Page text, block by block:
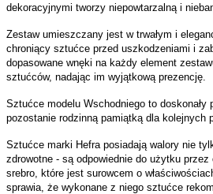
dekoracyjnymi tworzy niepowtarzalną i
Zestaw umieszczany jest w trwałym i
chroniący sztućce przed uszkodzeniami i
dopasowane wnęki na każdy element
sztućców, nadając im wyjątkową prezencję.
Sztućce modelu Wschodniego to doskonały
pozostanie rodzinną pamiątką dla kolejnych
Sztućce marki Hefra posiadają walory nie
zdrowotne - są odpowiednie do użytku
srebro, które jest surowcem o
sprawia, że wykonane z niego sztućce